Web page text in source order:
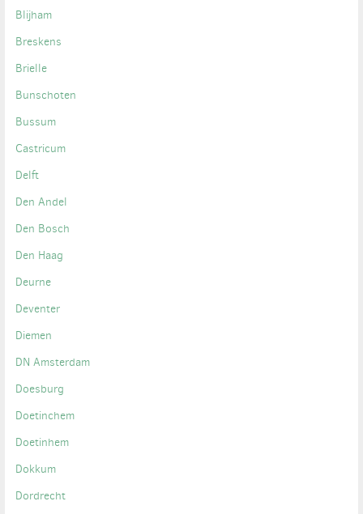
Blijham
Breskens
Brielle
Bunschoten
Bussum
Castricum
Delft
Den Andel
Den Bosch
Den Haag
Deurne
Deventer
Diemen
DN Amsterdam
Doesburg
Doetinchem
Doetinhem
Dokkum
Dordrecht